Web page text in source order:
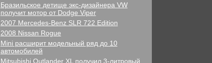
Бразильское детище экс-дизайнера VW
получит мотор от Dodge Viper
2007 Mercedes-Benz SLR 722 Edition
2008 Nissan Rogue
Mini расширит модельный ряд до 10
автомобилей
Mitsubishi Outlander XL получил 3-литровый